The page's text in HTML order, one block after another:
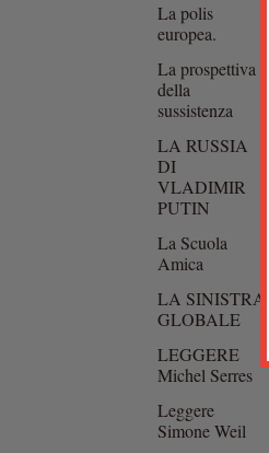
La polis
europea.
La prospettiva
della
sussistenza
LA RUSSIA
DI
VLADIMIR
PUTIN
La Scuola
Amica
LA SINISTRA
GLOBALE
LEGGERE
Michel Serres
Leggere
Simone Weil